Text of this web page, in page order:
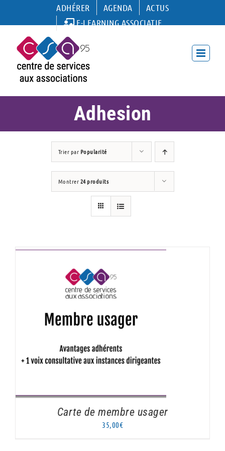
ADHÉRER AGENDA
ACTUS
E-LEARNING ASSOCIATIF
Adhesion
Trier par Popularité
Montrer24 produits
AJOUTER AU PANIER / DÉTAILS
Carte de membre usager
35,00€